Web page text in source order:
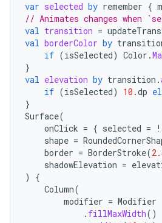
var selected by remember {
// Animates changes when
val transition =
val borderColor by
if (isSelected) Color .
}
val elevation by transition .
if (isSelected) 10.dp
}
Surface(
onClick = { selected = !
shape =
border = BorderStroke(2.
shadowElevation =
)
{
Column(
modifier = Modifier
. fillMaxWidth()